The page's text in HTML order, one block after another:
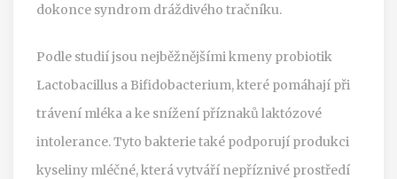
dokonce syndrom dráždivého tračníku.
Podle studií jsou nejběžnějšími kmeny probiotik
Lactobacillus a Bifidobacterium, které pomáhají při
trávení mléka a ke snížení příznaků laktózové
intolerance. Tyto bakterie také podporují produkci
kyseliny mléčné, která vytváří nepříznivé prostředí